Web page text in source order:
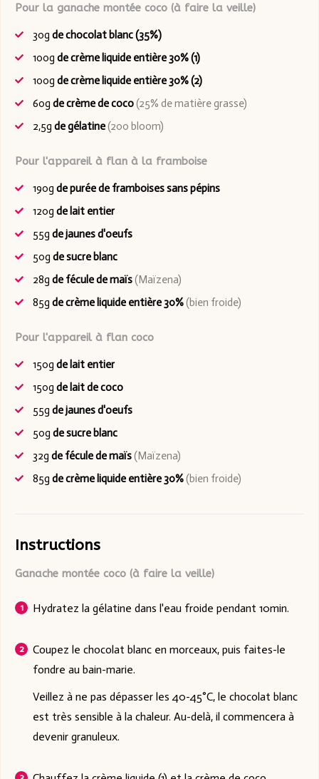
Pour la ganache montée coco (à faire la veille)
30g de chocolat blanc (35%)
100g de crème liquide entière 30% (1)
100g de crème liquide entière 30% (2)
60g de crème de coco(25% de matière grasse)
2,5g de gélatine(200 bloom)
Pour l'appareil à flan à la framboise
190g de purée de framboises sans pépins
120g de lait entier
55g de jaunes d'oeufs
50g de sucre blanc
28g de fécule de maïs(Maïzena)
85g de crème liquide entière 30%(bien froide)
Pour l'appareil à flan coco
150g de lait entier
150g de lait de coco
55g de jaunes d'oeufs
50g de sucre blanc
32g de fécule de maïs(Maïzena)
85g de crème liquide entière 30%(bien froide)
Instructions
Ganache montée coco (à faire la veille)
Hydratez la gélatine dans l'eau froide pendant 10min.
Coupez le chocolat blanc en morceaux, puis faites-le
fondre au bain-marie.
Veillez à ne pas dépasser les 40-45°C, le chocolat blanc
est très sensible à la chaleur. Au-delà, il commencera à
devenir granuleux.